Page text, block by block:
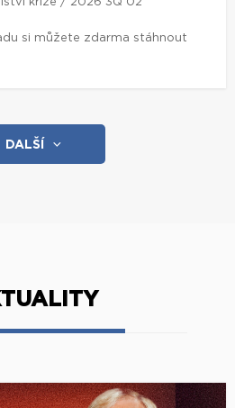
kříže / 2026 3Q 02
si můžete zdarma stáhnout
DALŠÍ